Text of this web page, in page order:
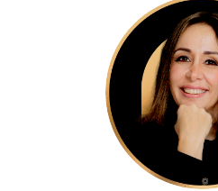
residenciales
como casas
condominios. Por otro
comerciales incluyen
naves industriales. Esta
implicaciones
manejan las